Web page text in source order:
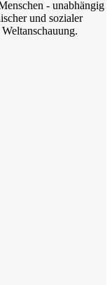
- unabhängig
und sozialer